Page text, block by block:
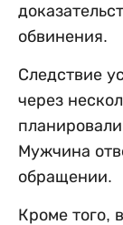
обвинения.
Следствие
через
Мужчина
обращении.
Кроме того,